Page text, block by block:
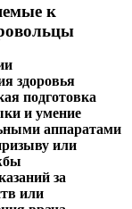
к
здоровья
подготовка
и умение
аппаратами
или
за
или